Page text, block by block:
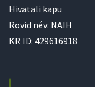
Hivatali kapu
Rövid név: NAIH
KR ID: 429616918